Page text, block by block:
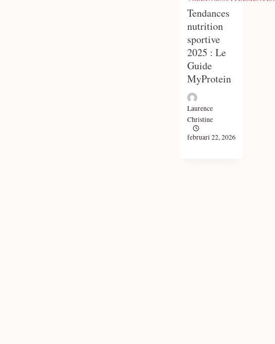
Tendances
nutrition
sportive
2025 : Le
Guide
MyProtein
Laurence
Christine
februari 22, 2026